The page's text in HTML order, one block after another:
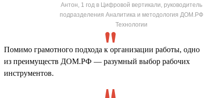
Антон, 1 год в Цифровой вертикали, руководитель
подразделения Аналитика и методология ДОМ.РФ
Технологии
Помимо грамотного подхода к организации работы, одно
из преимуществ ДОМ.РФ — разумный выбор рабочих
инструментов.